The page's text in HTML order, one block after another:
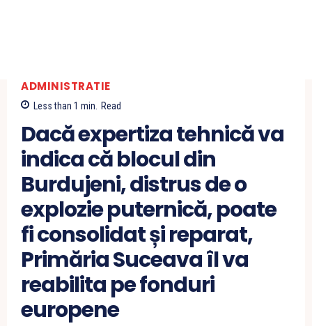
ADMINISTRATIE
Less than 1 min. Read
Dacă expertiza tehnică va
indica că blocul din
Burdujeni, distrus de o
explozie puternică, poate
fi consolidat și reparat,
Primăria Suceava îl va
reabilita pe fonduri
europene